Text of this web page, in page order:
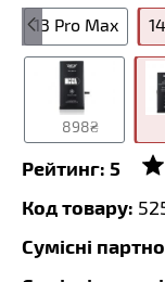
13 Pro Max 14
898₴
Рейтинг: 5
Код товару:
Сумісні